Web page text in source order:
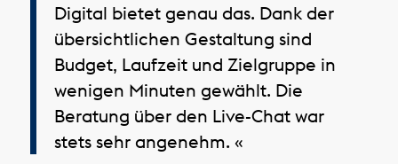
Digital bietet genau das. Dank der
übersichtlichen Gestaltung sind
Budget, Laufzeit und Zielgruppe in
wenigen Minuten gewählt. Die
Beratung über den Live-Chat war
stets sehr angenehm. «